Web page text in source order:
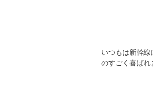
いつもは新幹
のすごく喜ばれ